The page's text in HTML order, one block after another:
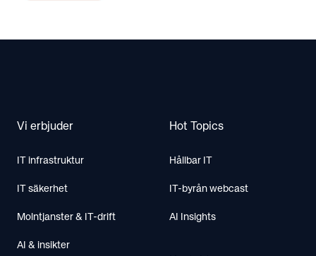
Vi erbjuder
IT infrastruktur
IT säkerhet
Molntjanster & IT-drift
AI & insikter
Hot Topics
Hållbar IT
IT-byrån webcast
AI Insights